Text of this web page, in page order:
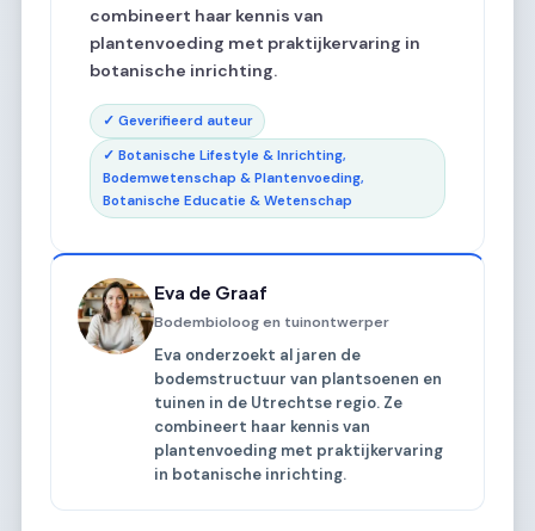
combineert haar kennis van
plantenvoeding met praktijkervaring in
botanische inrichting.
✓ Geverifieerd auteur
✓ Botanische Lifestyle & Inrichting,
Bodemwetenschap & Plantenvoeding,
Botanische Educatie & Wetenschap
Eva de Graaf
Bodembioloog en tuinontwerper
Eva onderzoekt al jaren de
bodemstructuur van plantsoenen en
tuinen in de Utrechtse regio. Ze
combineert haar kennis van
plantenvoeding met praktijkervaring
in botanische inrichting.